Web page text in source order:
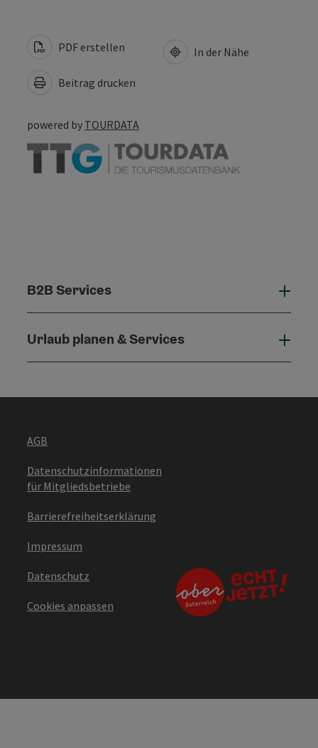
PDF erstellen
Beitrag drucken
In der Nähe
powered by TOURDATA
B2B Services
Urlaub planen & Services
AGB
Datenschutzinformationen
für Mitgliedsbetriebe
Barrierefreiheitserklärung
Impressum
Datenschutz
Cookies anpassen